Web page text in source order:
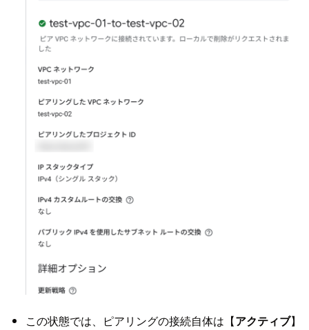
この状態では、ピアリングの接続自体は【アクティブ】